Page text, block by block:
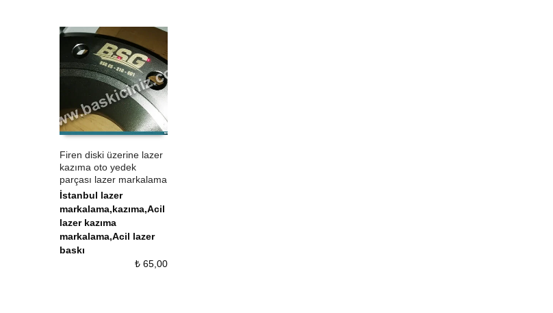
ÜRÜN SATIN AL
QUICK VIEW
Firen diski üzerine lazer
kazıma oto yedek
parçası lazer markalama
İstanbul lazer
markalama,kazıma,Acil
lazer kazıma
markalama,Acil lazer
baskı
₺65,00